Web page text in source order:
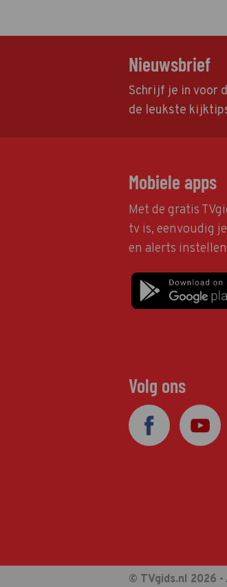
Nieuwsbrief
Schrijf je in voor
de leukste
Mobiele apps
Met de gratis
tv is, eenvoudig
en alerts
Volg ons
© TVgids.nl 2026